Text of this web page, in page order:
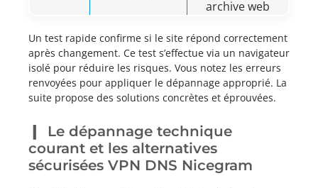
archive web
Un test rapide confirme si le site répond correctement
après changement. Ce test s’effectue via un navigateur
isolé pour réduire les risques. Vous notez les erreurs
renvoyées pour appliquer le dépannage approprié. La
suite propose des solutions concrètes et éprouvées.
Le dépannage technique
courant et les alternatives
sécurisées VPN DNS Nicegram